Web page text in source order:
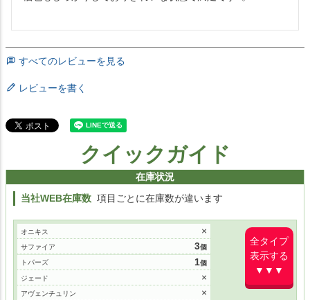
すべてのレビューを見る
レビューを書く
クイックガイド
在庫状況
当社WEB在庫数 項目ごとに在庫数が違います
全タイプ
表示する
▼▼▼
オニキス ×
サファイア 3
トパーズ 1
ジェード ×
アヴェンチュリン ×